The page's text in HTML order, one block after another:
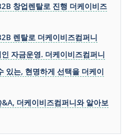
창업렌탈로 진행 더케이비즈
렌탈로 더케이비즈컴퍼니
자금운영. 더케이비즈컴퍼니
있는, 현명하게 선택을 더케이
더케이비즈컴퍼니와 알아보